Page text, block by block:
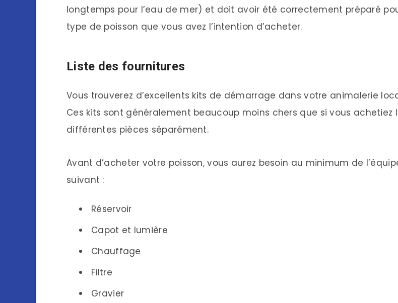
longtemps pour l’eau de mer) et doit avoir été correctement préparé
type de poisson que vous avez l’intention d’acheter.
Liste des fournitures
Vous trouverez d’excellents kits de démarrage dans votre animalerie
Ces kits sont généralement beaucoup moins chers que si vous achetiez
différentes pièces séparément.
Avant d’acheter votre poisson, vous aurez besoin au minimum de
suivant :
Réservoir
Capot et lumière
Chauffage
Filtre
Gravier